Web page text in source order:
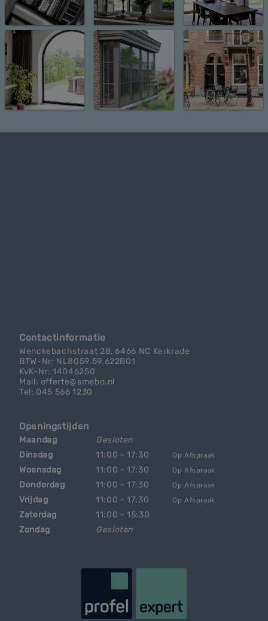
Contactinformatie
Wenckebachstraat 28, 6466 NC Kerkrade
BTW-Nr: NL8059.59.622B01
KvK-Nr: 14046250
Mail: offerte@smebo.nl
Tel: 045 566 1230
Openingstijden
Maandag
Gesloten
Dinsdag
11:00 - 17:30 Op Afspraak
Woensdag 11:00 - 17:30 Op Afspraak
Donderdag 11:00 - 17:30 Op Afspraak
Vrijdag 11:00 - 17:30 Op Afspraak
Zaterdag
11:00 - 15:30
Zondag
Gesloten